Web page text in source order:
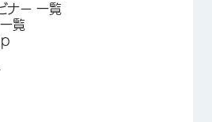
ナー 一覧
覧